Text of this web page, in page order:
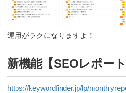
運用がラクになりますよ！
新機能【SEOレポート
https://keywordfinder.jp/lp/